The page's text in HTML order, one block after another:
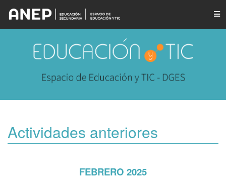
Actividades anteriores
FEBRERO 2025